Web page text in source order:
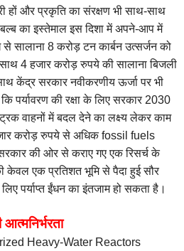
हों और प्रकृति का संरक्षण भी साथ-साथ
बल्ब का इस्तेमाल इस दिशा में अपने-आप में
सालाना 8 करोड़ टन कार्बन उत्सर्जन को
4 हजार करोड़ रुपये की सालाना बिजली
केंद्र सरकार नवीकरणीय ऊर्जा पर भी
पर्यावरण की रक्षा के लिए सरकार 2030
वाहनों में बदल देने का लक्ष्य लेकर काम
करोड़ रुपये से अधिक fossil fuels
की ओर से कराए गए एक रिसर्च के
एक प्रतिशत भूमि से पैदा हुई सौर
पर्याप्त ईंधन का इंतजाम हो सकता है।
Heavy-Water Reactors